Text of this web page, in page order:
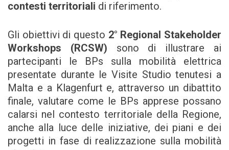
contesti territoriali di riferimento.
Gli obiettivi di questo 2° Regional Stakeholder
Workshops (RCSW) sono di illustrare ai
partecipanti le BPs sulla mobilità elettrica
presentate durante le Visite Studio tenutesi a
Malta e a Klagenfurt e, attraverso un dibattito
finale, valutare come le BPs apprese possano
calarsi nel contesto territoriale della Regione,
anche alla luce delle iniziative, dei piani e dei
progetti in fase di realizzazione sulla mobilità